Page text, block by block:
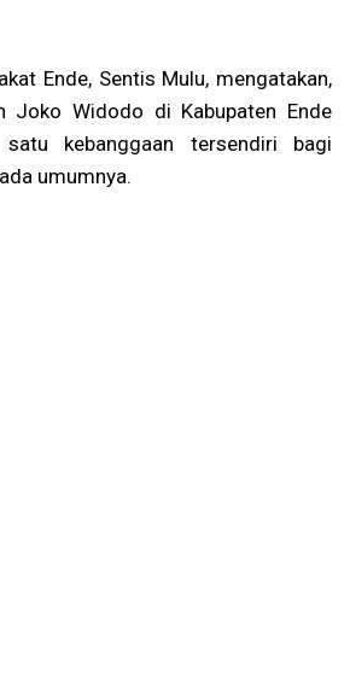
Ende, Sentis Mulu, mengatakan,
Joko Widodo di Kabupaten Ende
satu kebanggaan tersendiri bagi
umumnya.